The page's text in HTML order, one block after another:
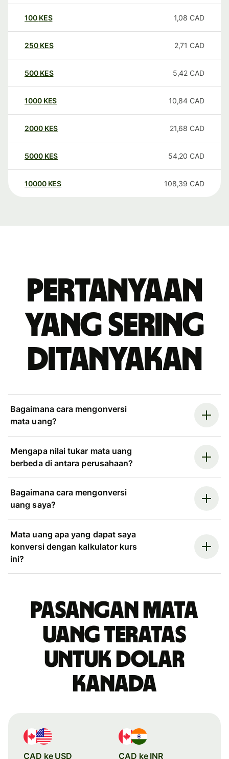
100 KES 1,08 CAD
250 KES 2,71 CAD
500 KES 5,42 CAD
1000 KES 10,84 CAD
2000 KES 21,68 CAD
5000 KES 54,20 CAD
10000 KES 108,39 CAD
Pertanyaan
yang sering
ditanyakan
Bagaimana cara mengonversi
mata uang?
Mengapa nilai tukar mata uang
berbeda di antara perusahaan?
Bagaimana cara mengonversi
uang saya?
Mata uang apa yang dapat saya
konversi dengan kalkulator kurs
ini?
Pasangan mata
uang teratas
untuk dolar
Kanada
CAD ke USD CAD ke INR